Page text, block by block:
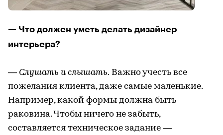
— Что должен уметь делать дизайнер
интерьера?
— Слушать и слышать. Важно учесть все
пожелания клиента, даже самые маленькие.
Например, какой формы должна быть
раковина. Чтобы ничего не забыть,
составляется техническое задание —